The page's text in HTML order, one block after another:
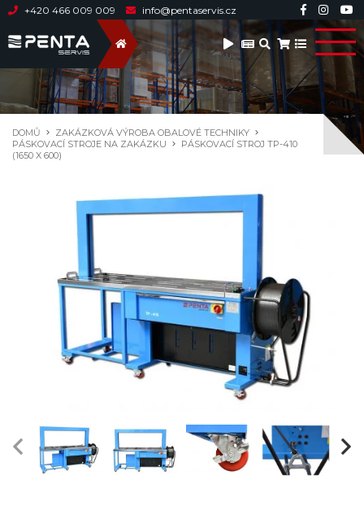
+420 466 009 009 info@pentaservis.cz
DOMŮ
ZAKÁZKOVÁ VÝROBA OBALOVÉ TECHNIKY
PÁSKOVACÍ STROJE NA ZAKÁZKU
PÁSKOVACÍ STROJ TP-410
(1650 X 600)